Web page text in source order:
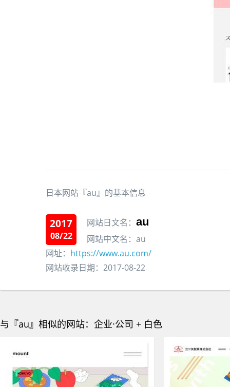
日本网站『au』的基本信息
2017
08/22
网站日文名：au
网站中文名：au
网址： https://www.au.com/
网站收录日期：2017-08-22
与『au』相似的网站：企业·公司 + 白色